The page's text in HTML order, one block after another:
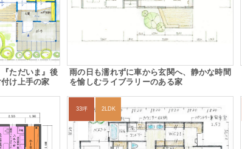
ただいま』後
け上手の家
雨の日も濡れずに車から玄関へ、静かな時間
を愉しむライブラリーのある家
33坪 2LDK